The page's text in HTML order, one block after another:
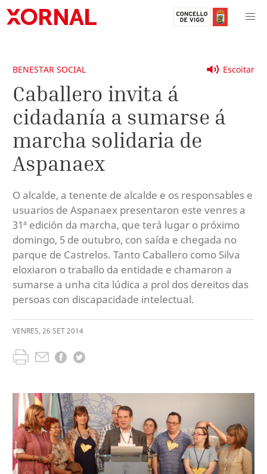
Escoitar
BENESTAR SOCIAL
Caballero invita á
cidadanía a sumarse á
marcha solidaria de
Aspanaex
O alcalde, a tenente de alcalde e os responsables e
usuarios de Aspanaex presentaron este venres a
31ª edición da marcha, que terá lugar o próximo
domingo, 5 de outubro, con saída e chegada no
parque de Castrelos. Tanto Caballero como Silva
eloxiaron o traballo da entidade e chamaron a
sumarse a unha cita lúdica a prol dos dereitos das
persoas con discapacidade intelectual.
VENRES, 26 SET2014